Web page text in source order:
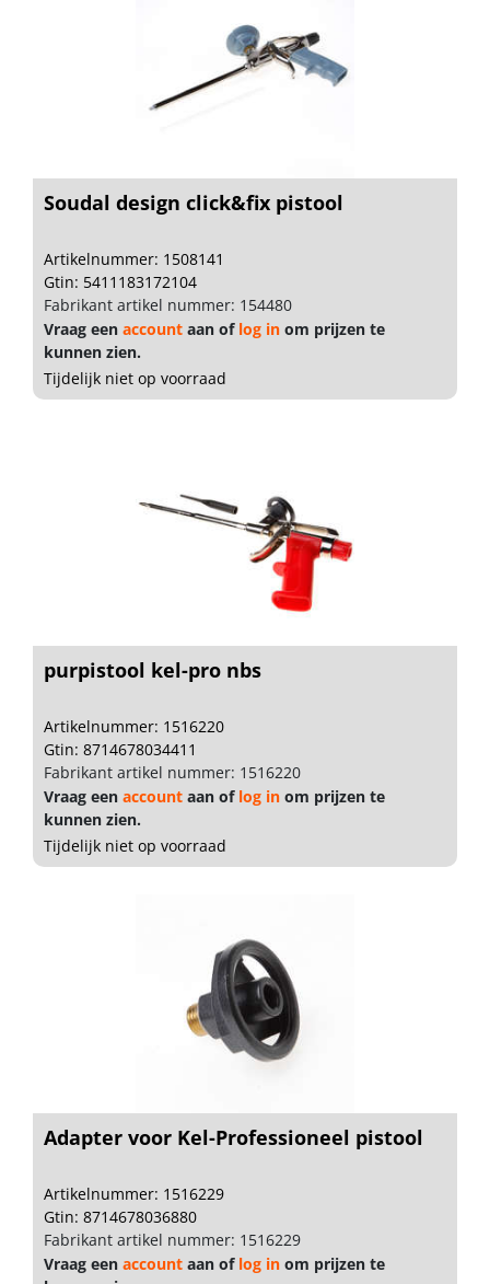
Soudal design click&fix pistool
Artikelnummer: 1508141
Gtin: 5411183172104
Fabrikant artikel nummer: 154480
Vraag een account aan of log in om prijzen te
kunnen zien.
Tijdelijk niet op voorraad
purpistool kel-pro nbs
Artikelnummer: 1516220
Gtin: 8714678034411
Fabrikant artikel nummer: 1516220
Vraag een account aan of log in om prijzen te
kunnen zien.
Tijdelijk niet op voorraad
Adapter voor Kel-Professioneel pistool
Artikelnummer: 1516229
Gtin: 8714678036880
Fabrikant artikel nummer: 1516229
Vraag een account aan of log in om prijzen te